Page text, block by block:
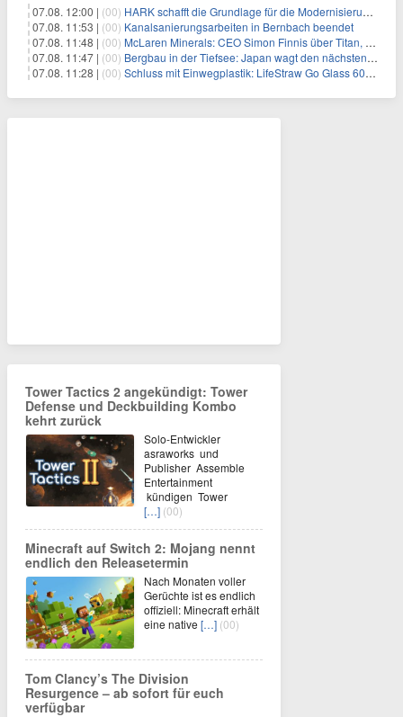
07.08. 12:00 | (00) HARK schafft die Grundlage für die Modernisierung seiner IBM i-Anwendungen
07.08. 11:53 | (00) Kanalsanierungsarbeiten in Bernbach beendet
07.08. 11:48 | (00) McLaren Minerals: CEO Simon Finnis über Titan, Zirkon und Seltene Erden
07.08. 11:47 | (00) Bergbau in der Tiefsee: Japan wagt den nächsten Schritt
07.08. 11:28 | (00) Schluss mit Einwegplastik: LifeStraw Go Glass 600ml bringt gefiltertes Trinkwasser aus der Glasflasche
Tower Tactics 2 angekündigt: Tower
Defense und Deckbuilding Kombo
kehrt zurück
Solo-Entwickler
asraworks und
Publisher Assemble
Entertainment
kündigen Tower
[…] (00)
Minecraft auf Switch 2: Mojang nennt
endlich den Releasetermin
Nach Monaten voller
Gerüchte ist es endlich
offiziell: Minecraft erhält
eine native […] (00)
Tom Clancy’s The Division
Resurgence – ab sofort für euch
verfügbar